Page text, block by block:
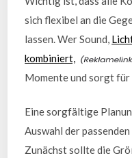
sich flexibel an die
lassen. Wer Sound,
kombiniert,
Momente und sorgt
Eine sorgfältige
Auswahl der
Zunächst sollte die